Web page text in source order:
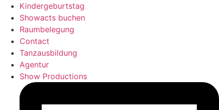
Kindergeburtstag
Showacts buchen
Raumbelegung
Contact
Tanzausbildung
Agentur
Show Productions